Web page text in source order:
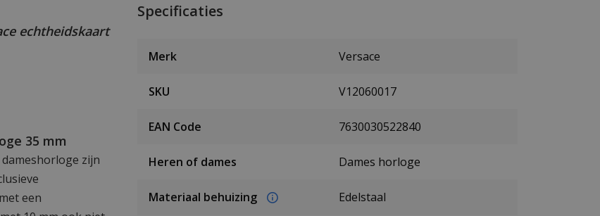
echtheidskaart
35 mm
zijn
een
Specificaties
Merk Versace
SKU V12060017
EAN Code 7630030522840
Heren of dames Dames horloge
Materiaal behuizing Edelstaal